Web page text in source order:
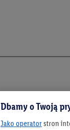
Dbamy o Twoją
Jako operatorstron